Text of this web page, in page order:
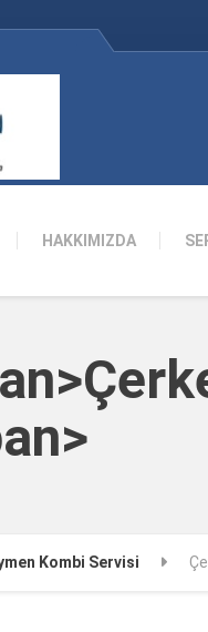
HAKKIMIZDA
Kombi Servisi